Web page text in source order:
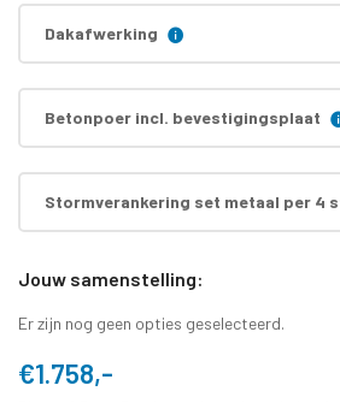
Dakafwerking
Betonpoer incl. bevestigingsplaat
Stormverankering set metaal per 4
Jouw samenstelling:
Er zijn nog geen opties geselecteerd.
€1.758,-